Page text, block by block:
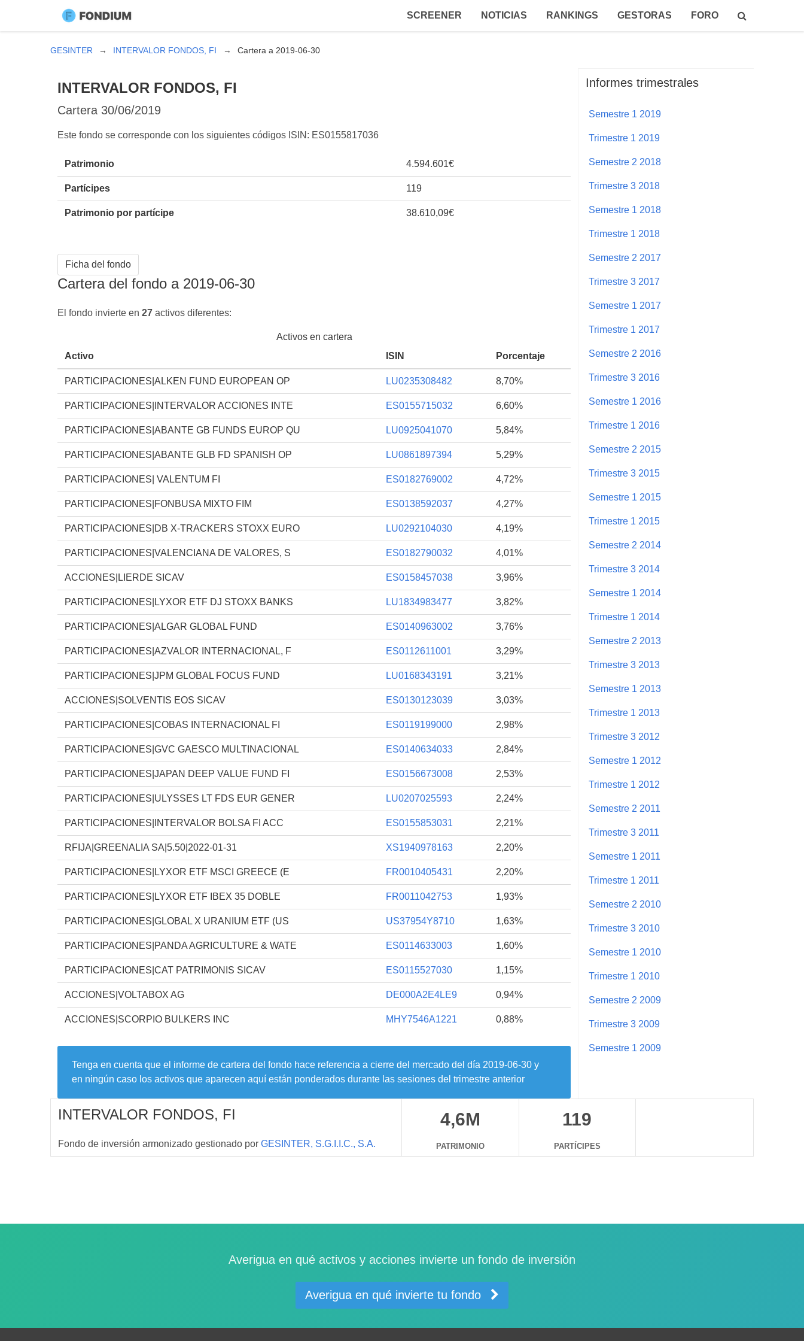
SCREENER NOTICIAS RANKINGS GESTORAS FORO
GESINTER INTERVALOR FONDOS, FI Cartera a 2019-06-30
INTERVALOR FONDOS, FI
Cartera 30/06/2019
Este fondo se corresponde con los siguientes códigos ISIN: ES0155817036
Patrimonio 4.594.601€
Partícipes 119
Patrimonio por partícipe 38.610,09€
Ficha del fondo
Cartera del fondo a 2019-06-30
El fondo invierte en 27 activos diferentes:
Activos en cartera
Activo
ISIN Porcentaje
PARTICIPACIONES|ALKEN FUND EUROPEAN OP LU0235308482 8,70%
PARTICIPACIONES|INTERVALOR ACCIONES INTE ES0155715032 6,60%
PARTICIPACIONES|ABANTE GB FUNDS EUROP QU LU0925041070 5,84%
PARTICIPACIONES|ABANTE GLB FD SPANISH OP LU0861897394 5,29%
PARTICIPACIONES| VALENTUM FI ES0182769002 4,72%
PARTICIPACIONES|FONBUSA MIXTO FIM ES0138592037 4,27%
PARTICIPACIONES|DB X-TRACKERS STOXX EURO LU0292104030 4,19%
PARTICIPACIONES|VALENCIANA DE VALORES, S ES0182790032 4,01%
ACCIONES|LIERDE SICAV ES0158457038 3,96%
PARTICIPACIONES|LYXOR ETF DJ STOXX BANKS LU1834983477 3,82%
PARTICIPACIONES|ALGAR GLOBAL FUND ES0140963002 3,76%
PARTICIPACIONES|AZVALOR INTERNACIONAL, F ES0112611001 3,29%
PARTICIPACIONES|JPM GLOBAL FOCUS FUND LU0168343191 3,21%
ACCIONES|SOLVENTIS EOS SICAV ES0130123039 3,03%
PARTICIPACIONES|COBAS INTERNACIONAL FI ES0119199000 2,98%
PARTICIPACIONES|GVC GAESCO MULTINACIONAL ES0140634033 2,84%
PARTICIPACIONES|JAPAN DEEP VALUE FUND FI ES0156673008 2,53%
PARTICIPACIONES|ULYSSES LT FDS EUR GENER LU0207025593 2,24%
PARTICIPACIONES|INTERVALOR BOLSA FI ACC ES0155853031 2,21%
RFIJA|GREENALIA SA|5.50|2022-01-31 XS1940978163 2,20%
PARTICIPACIONES|LYXOR ETF MSCI GREECE (E FR0010405431 2,20%
PARTICIPACIONES|LYXOR ETF IBEX 35 DOBLE FR0011042753 1,93%
PARTICIPACIONES|GLOBAL X URANIUM ETF (US US37954Y8710 1,63%
PARTICIPACIONES|PANDA AGRICULTURE & WATE ES0114633003 1,60%
PARTICIPACIONES|CAT PATRIMONIS SICAV ES0115527030 1,15%
ACCIONES|VOLTABOX AG DE000A2E4LE9 0,94%
ACCIONES|SCORPIO BULKERS INC MHY7546A1221 0,88%
Tenga en cuenta que el informe de cartera del fondo hace referencia a cierre del mercado del día 2019-06-30 y
en ningún caso los activos que aparecen aquí están ponderados durante las sesiones del trimestre anterior
Informes trimestrales
Semestre 1 2019
Trimestre 1 2019
Semestre 2 2018
Trimestre 3 2018
Semestre 1 2018
Trimestre 1 2018
Semestre 2 2017
Trimestre 3 2017
Semestre 1 2017
Trimestre 1 2017
Semestre 2 2016
Trimestre 3 2016
Semestre 1 2016
Trimestre 1 2016
Semestre 2 2015
Trimestre 3 2015
Semestre 1 2015
Trimestre 1 2015
Semestre 2 2014
Trimestre 3 2014
Semestre 1 2014
Trimestre 1 2014
Semestre 2 2013
Trimestre 3 2013
Semestre 1 2013
Trimestre 1 2013
Trimestre 3 2012
Semestre 1 2012
Trimestre 1 2012
Semestre 2 2011
Trimestre 3 2011
Semestre 1 2011
Trimestre 1 2011
Semestre 2 2010
Trimestre 3 2010
Semestre 1 2010
Trimestre 1 2010
Semestre 2 2009
Trimestre 3 2009
Semestre 1 2009
INTERVALOR FONDOS, FI
Fondo de inversión armonizado gestionado por GESINTER, S.G.I.I.C., S.A.
4,6M
PATRIMONIO
119
PARTÍCIPES
Averigua en qué activos y acciones invierte un fondo de inversión
Averigua en qué invierte tu fondo